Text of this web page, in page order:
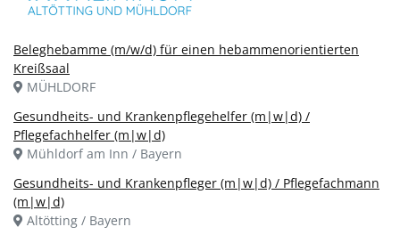
Beleghebamme (m/w/d) für einen hebammenorientierten
Kreißsaal
MÜHLDORF
Gesundheits- und Krankenpflegehelfer (m|w|d) /
Pflegefachhelfer (m|w|d)
Mühldorf am Inn / Bayern
Gesundheits- und Krankenpfleger (m|w|d) / Pflegefachmann
(m|w|d)
Altötting / Bayern